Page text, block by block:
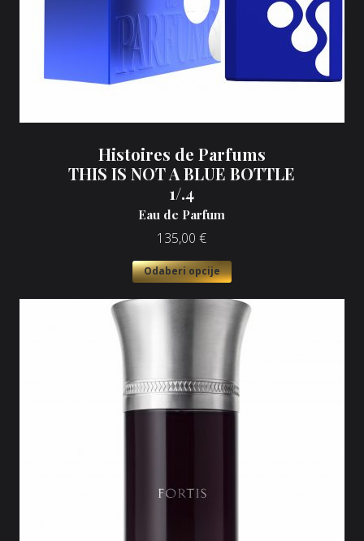
Histoires de Parfums
THIS IS NOT A BLUE BOTTLE
1/.4
Eau de Parfum
135,00 €
Odaberi opcije